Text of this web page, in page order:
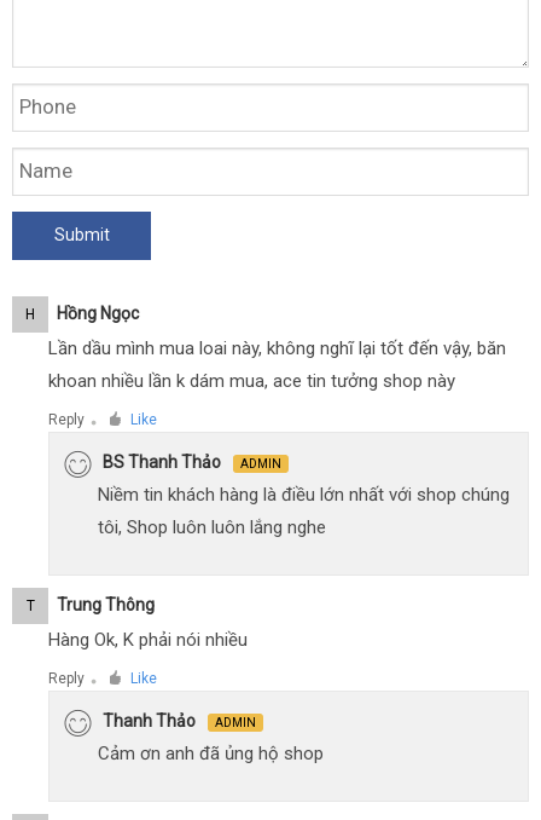
H Hồng Ngọc
Lần dầu mình mua loai này, không nghĩ lại tốt đến vậy, băn
khoan nhiều lần k dám mua, ace tin tưởng shop này
Reply ● Like
BS Thanh Thảo ADMIN
Niềm tin khách hàng là điều lớn nhất với shop chúng
tôi, Shop luôn luôn lắng nghe
T Trung Thông
Hàng Ok, K phải nói nhiều
Reply ● Like
Thanh Thảo ADMIN
Cảm ơn anh đã ủng hộ shop